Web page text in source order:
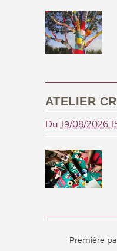
ATELIER
Du 19/08/2026
Première